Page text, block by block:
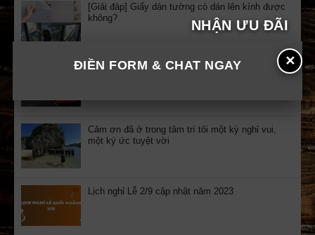
NHẬN ƯU ĐÃI
✕
ĐIỀN FORM & CHAT NGAY
[Giải đáp] Giấy dán tường có dán lên kính được
không?
Nhận quà tặng: 15 cuốn audio sách nói tư duy
Cảm ơn đã ở trong tâm trí tôi một kỳ nghỉ vui,
một ký ức tuyệt vời
Lịch nghỉ Lễ 2/9 cập nhật năm 2023